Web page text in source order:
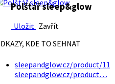
Polštář sleep&glow
Uložit Zavřít
KDE TO SEHNAT
sleepandglow.cz/product/11
sleepandglow.cz/product…